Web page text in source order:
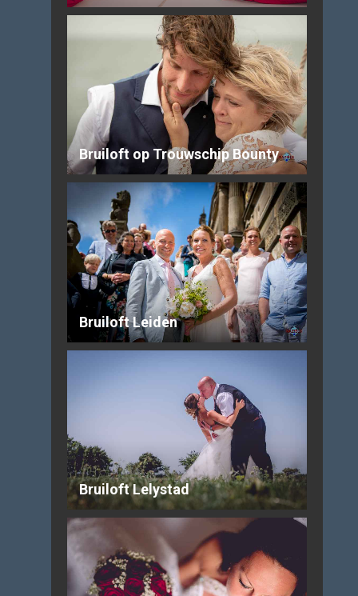
Bruiloft op Trouwschip Bounty
Bruiloft Leiden
Bruiloft Lelystad